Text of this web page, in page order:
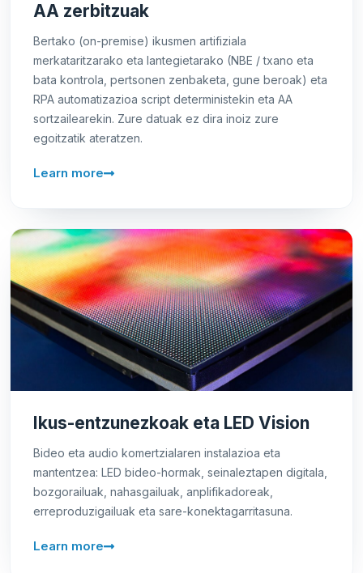
AA zerbitzuak
Bertako (on-premise) ikusmen artifiziala
merkataritzarako eta lantegietarako (NBE / txano eta
bata kontrola, pertsonen zenbaketa, gune beroak) eta
RPA automatizazioa script deterministekin eta AA
sortzailearekin. Zure datuak ez dira inoiz zure
egoitzatik ateratzen.
Learn more
Ikus-entzunezkoak eta LED Vision
Bideo eta audio komertzialaren instalazioa eta
mantentzea: LED bideo-hormak, seinaleztapen digitala,
bozgorailuak, nahasgailuak, anplifikadoreak,
erreproduzigailuak eta sare-konektagarritasuna.
Learn more